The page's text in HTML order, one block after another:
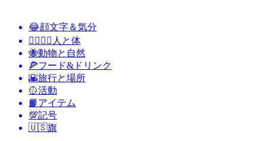
😂顔文字＆気分
👩‍❤️‍💋‍👨 人と体
🐝動物と自然
🍕フード&ドリンク
🌇旅行と場所
🥎活動
📙 アイテム
💯記号
🇺🇸旗